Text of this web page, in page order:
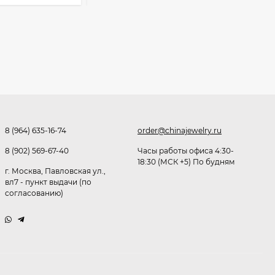
8 (964) 635-16-74
8 (902) 569-67-40
г. Москва, Павловская ул.,
вл7 - пункт выдачи (по
согласованию)
order@chinajewelry.ru
Часы работы офиса 4:30-
18:30 (МСК +5) По будням